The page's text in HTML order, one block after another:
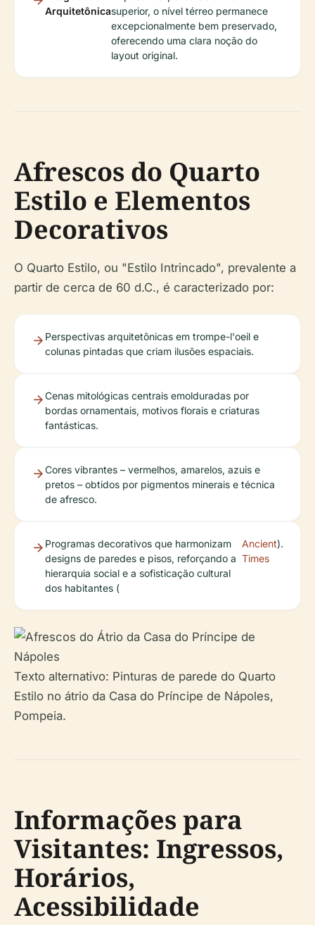
Arquitetônicasuperior, o nível térreo permanece
excepcionalmente bem preservado,
oferecendo uma clara noção do
layout original.
Afrescos do Quarto
Estilo e Elementos
Decorativos
O Quarto Estilo, ou "Estilo Intrincado", prevalente a
partir de cerca de 60 d.C., é caracterizado por:
Perspectivas arquitetônicas em trompe-l'oeil e
colunas pintadas que criam ilusões espaciais.
Cenas mitológicas centrais emolduradas por
bordas ornamentais, motivos florais e criaturas
fantásticas.
Cores vibrantes – vermelhos, amarelos, azuis e
pretos – obtidos por pigmentos minerais e técnica
de afresco.
Programas decorativos que harmonizam
designs de paredes e pisos, reforçando a
hierarquia social e a sofisticação cultural
dos habitantes (
Ancient
Times
).
Texto alternativo: Pinturas de parede do Quarto
Estilo no átrio da Casa do Príncipe de Nápoles,
Pompeia.
Informações para
Visitantes: Ingressos,
Horários,
Acessibilidade